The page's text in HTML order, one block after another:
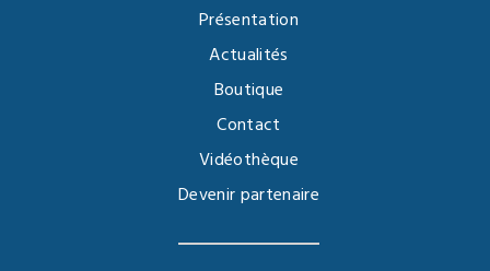
Présentation
Actualités
Boutique
Contact
Vidéothèque
Devenir partenaire